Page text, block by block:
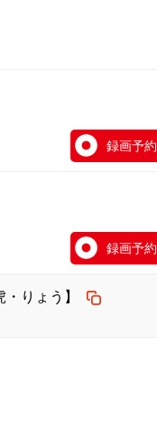
録画予約
録画予約
りょう】